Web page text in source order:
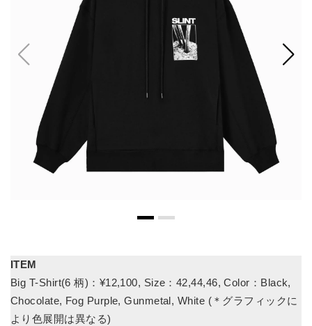
ITEM
Big T-Shirt(6 柄)：¥12,100, Size：42,44,46, Color：Black,
Chocolate, Fog Purple, Gunmetal, White (＊グラフィックに
より色展開は異なる)